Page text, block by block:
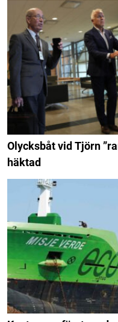
Olycksbåt vid Tjörn
häktad